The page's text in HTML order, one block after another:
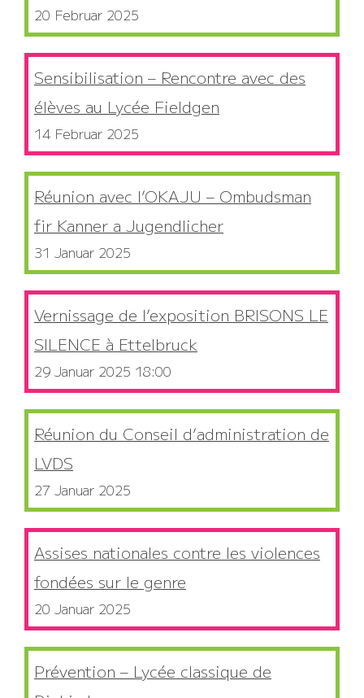
20 Februar 2025
Sensibilisation – Rencontre avec des
élèves au Lycée Fieldgen
14 Februar 2025
Réunion avec l’OKAJU – Ombudsman
fir Kanner a Jugendlicher
31 Januar 2025
Vernissage de l’exposition BRISONS LE
SILENCE à Ettelbruck
29 Januar 2025 18:00
Réunion du Conseil d’administration de
LVDS
27 Januar 2025
Assises nationales contre les violences
fondées sur le genre
20 Januar 2025
Prévention – Lycée classique de